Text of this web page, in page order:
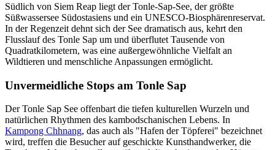
Südlich von Siem Reap liegt der Tonle-Sap-See, der größte
Süßwassersee Südostasiens und ein UNESCO-Biosphärenreservat.
In der Regenzeit dehnt sich der See dramatisch aus, kehrt den
Flusslauf des Tonle Sap um und überflutet Tausende von
Quadratkilometern, was eine außergewöhnliche Vielfalt an
Wildtieren und menschliche Anpassungen ermöglicht.
Unvermeidliche Stops am Tonle Sap
Der Tonle Sap See offenbart die tiefen kulturellen Wurzeln und
natürlichen Rhythmen des kambodschanischen Lebens. In
Kampong Chhnang, das auch als "Hafen der Töpferei" bezeichnet
wird, treffen die Besucher auf geschickte Kunsthandwerker, die